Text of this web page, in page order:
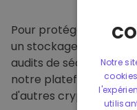
Pour protéger nos
un stockage hors
audits de sécurité
notre plateforme un
d'autres crypto-
Notre